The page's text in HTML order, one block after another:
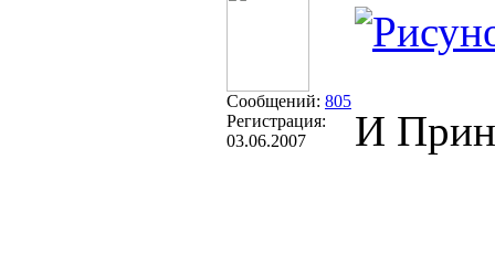
Сообщений: 805
Регистрация:
03.06.2007
И